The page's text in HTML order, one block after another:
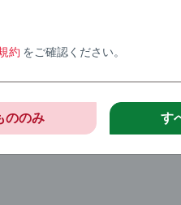
5 つのピースは好きな順番
するように設計されていま
子さまの年齢に適した機能
約 をご確認ください。
ののみ す